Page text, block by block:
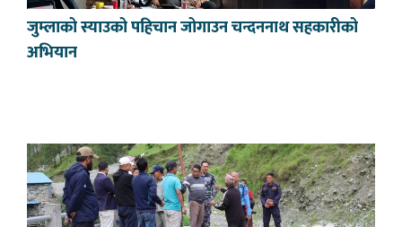
जुम्लाको स्याउको पहिचान जोगाउन चन्दननाथ सहकारीको
अभियान